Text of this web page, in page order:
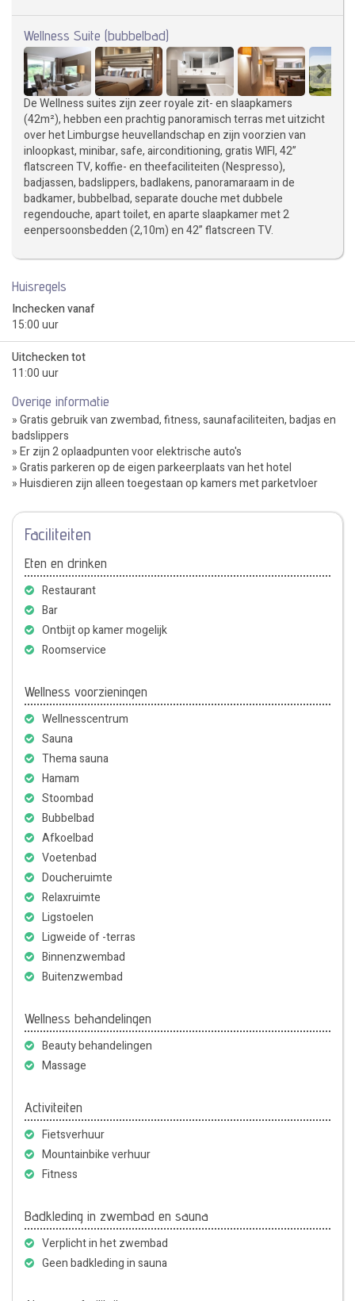
Wellness Suite (bubbelbad)
De Wellness suites zijn zeer royale zit- en slaapkamers
(42m²), hebben een prachtig panoramisch terras met uitzicht
over het Limburgse heuvellandschap en zijn voorzien van
inloopkast, minibar, safe, airconditioning, gratis WIFI, 42”
flatscreen TV, koffie- en theefaciliteiten (Nespresso),
badjassen, badslippers, badlakens, panoramaraam in de
badkamer, bubbelbad, separate douche met dubbele
regendouche, apart toilet, en aparte slaapkamer met 2
eenpersoonsbedden (2,10m) en 42” flatscreen TV.
Huisregels
Inchecken vanaf
15:00 uur
Uitchecken tot
11:00 uur
Overige informatie
» Gratis gebruik van zwembad, fitness, saunafaciliteiten, badjas en
badslippers
» Er zijn 2 oplaadpunten voor elektrische auto's
» Gratis parkeren op de eigen parkeerplaats van het hotel
» Huisdieren zijn alleen toegestaan op kamers met parketvloer
Faciliteiten
Eten en drinken
Restaurant
Bar
Ontbijt op kamer mogelijk
Roomservice
Wellness voorzieningen
Wellnesscentrum
Sauna
Thema sauna
Hamam
Stoombad
Bubbelbad
Afkoelbad
Voetenbad
Doucheruimte
Relaxruimte
Ligstoelen
Ligweide of -terras
Binnenzwembad
Buitenzwembad
Wellness behandelingen
Beauty behandelingen
Massage
Activiteiten
Fietsverhuur
Mountainbike verhuur
Fitness
Badkleding in zwembad en sauna
Verplicht in het zwembad
Geen badkleding in sauna